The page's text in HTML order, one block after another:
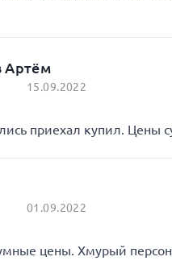
Артём
15.09.2022
приехал купил. Цены
01.09.2022
цены. Хмурый